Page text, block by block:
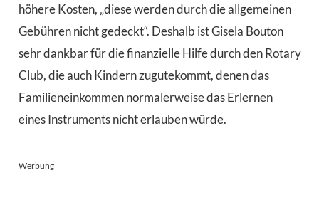
höhere Kosten, „diese werden durch die allgemeinen
Gebühren nicht gedeckt“. Deshalb ist Gisela Bouton
sehr dankbar für die finanzielle Hilfe durch den Rotary
Club, die auch Kindern zugutekommt, denen das
Familieneinkommen normalerweise das Erlernen
eines In­struments nicht erlauben würde.
Werbung